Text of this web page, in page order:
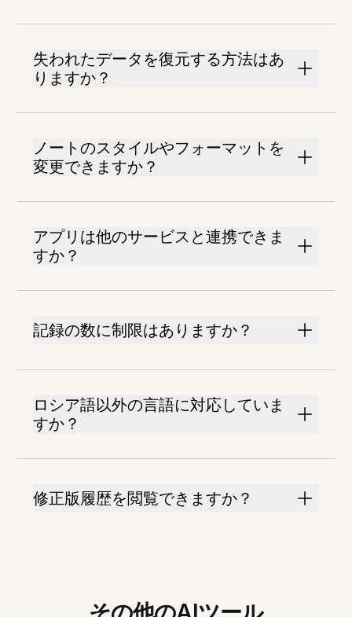
失われたデータを復元する方法はあ
りますか？
ノートのスタイルやフォーマットを
変更できますか？
アプリは他のサービスと連携できま
すか？
記録の数に制限はありますか？
ロシア語以外の言語に対応していま
すか？
修正版履歴を閲覧できますか？